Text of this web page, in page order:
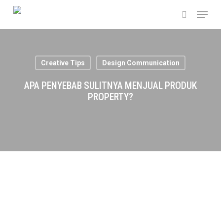
main
Menu
Creative Tips Design Communication
APA PENYEBAB SULITNYA MENJUAL PRODUK
PROPERTY?